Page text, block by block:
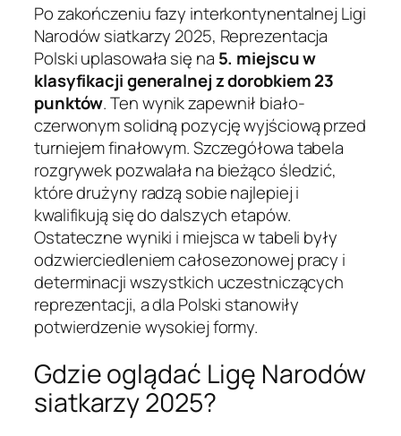
Po zakończeniu fazy interkontynentalnej Ligi
Narodów siatkarzy 2025, Reprezentacja
Polski uplasowała się na 5. miejscu w
klasyfikacji generalnej z dorobkiem 23
punktów. Ten wynik zapewnił biało-
czerwonym solidną pozycję wyjściową przed
turniejem finałowym. Szczegółowa tabela
rozgrywek pozwalała na bieżąco śledzić,
które drużyny radzą sobie najlepiej i
kwalifikują się do dalszych etapów.
Ostateczne wyniki i miejsca w tabeli były
odzwierciedleniem całosezonowej pracy i
determinacji wszystkich uczestniczących
reprezentacji, a dla Polski stanowiły
potwierdzenie wysokiej formy.
Gdzie oglądać Ligę Narodów
siatkarzy 2025?